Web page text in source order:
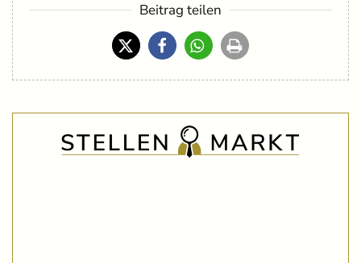
Beitrag teilen